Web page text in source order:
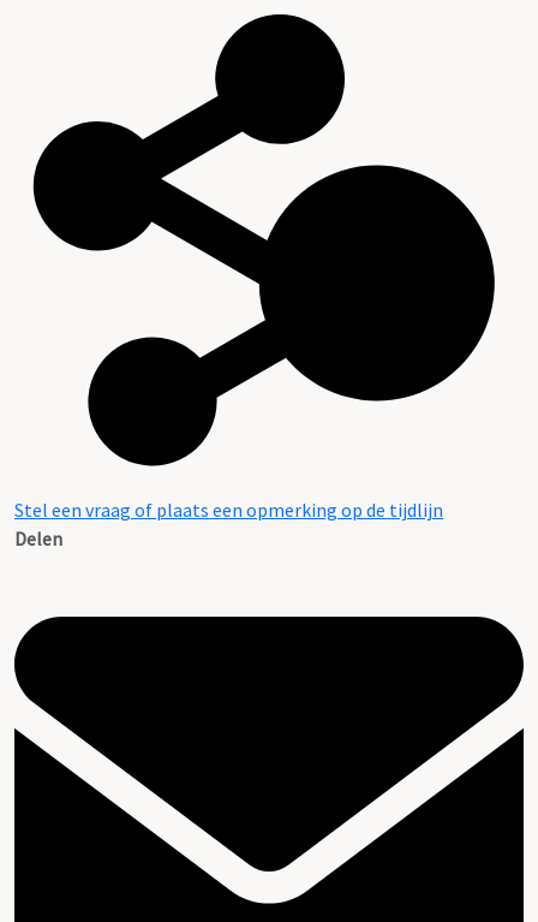
Stel een vraag of plaats een opmerking op de tijdlijn
Delen